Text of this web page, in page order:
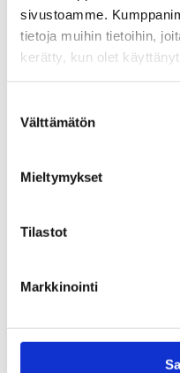
sivustoamme.
tietoja muihin tietoihin,
kerätty, kun olet
valinta
Välttämätön
Mieltymykset
Tilastot
Markkinointi
toiminta vuosina 2020-2025